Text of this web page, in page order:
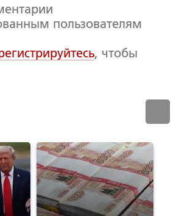
пользователям
, чтобы